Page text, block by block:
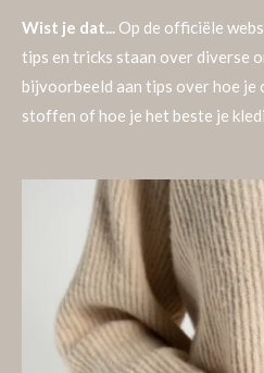
Wist je dat... Op de officiële
tips en tricks staan over diverse
bijvoorbeeld aan tips over hoe je
stoffen of hoe je het beste je